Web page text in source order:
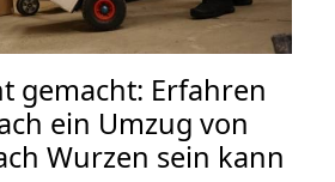
gemacht: Erfahren
ein Umzug von
Wurzen sein kann